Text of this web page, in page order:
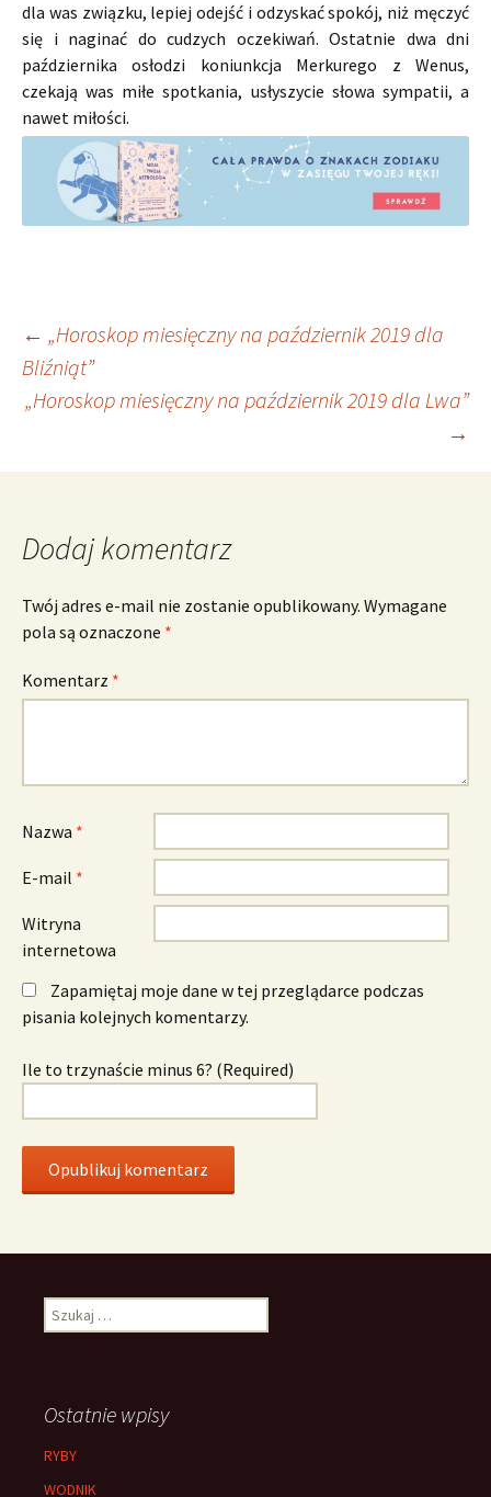
dla was związku, lepiej odejść i odzyskać spokój, niż męczyć
się i naginać do cudzych oczekiwań. Ostatnie dwa dni
października osłodzi koniunkcja Merkurego z Wenus,
czekają was miłe spotkania, usłyszycie słowa sympatii, a
nawet miłości.
Nawigacja
wpisu
← „Horoskop miesięczny na październik 2019 dla
Bliźniąt”
„Horoskop miesięczny na październik 2019 dla Lwa”
→
Dodaj komentarz
Twój adres e-mail nie zostanie opublikowany. Wymagane
pola są oznaczone *
Komentarz *
Nazwa *
E-mail *
Witryna
internetowa
Zapamiętaj moje dane w tej przeglądarce podczas
pisania kolejnych komentarzy.
Ile to trzynaście minus 6? (Required)
Szukaj:
Ostatnie wpisy
RYBY
WODNIK